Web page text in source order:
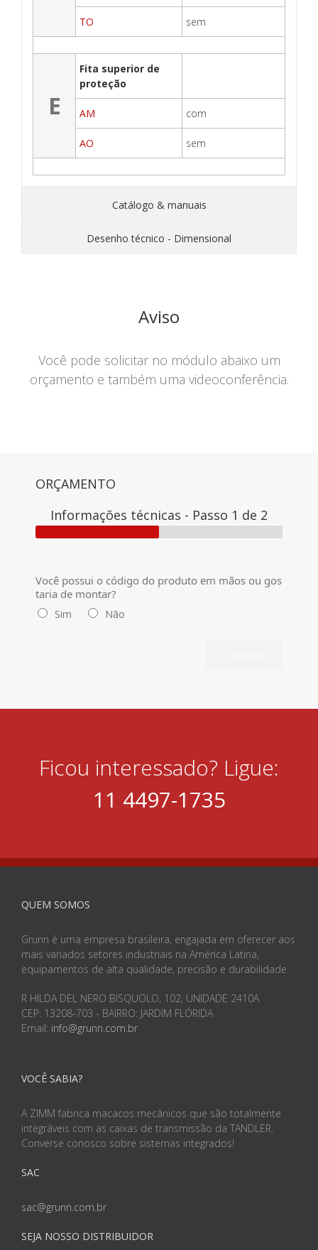
TO sem
E
Fita superior de
proteção
AM com
AO sem
Catálogo & manuais
Desenho técnico - Dimensional
Aviso
Você pode solicitar no módulo abaixo um
orçamento e também uma videoconferência.
ORÇAMENTO
Informações técnicas - Passo 1 de 2
Você possui o código do produto em mãos ou gos
taria de montar?
Sim Não
Ficou interessado? Ligue:
11 4497-1735
QUEM SOMOS
Grunn é uma empresa brasileira, engajada em oferecer aos
mais variados setores industriais na América Latina,
equipamentos de alta qualidade, precisão e durabilidade.
R HILDA DEL NERO BISQUOLO, 102, UNIDADE 2410A
CEP: 13208-703 - BAIRRO: JARDIM FLÓRIDA
Email: info@grunn.com.br
VOCÊ SABIA?
A ZIMM fabrica macacos mecânicos que são totalmente
integráveis com as caixas de transmissão da TANDLER.
Converse conosco sobre sistemas integrados!
SAC
sac@grunn.com.br
SEJA NOSSO DISTRIBUIDOR